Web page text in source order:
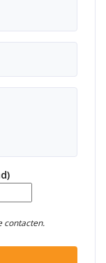
contacten.